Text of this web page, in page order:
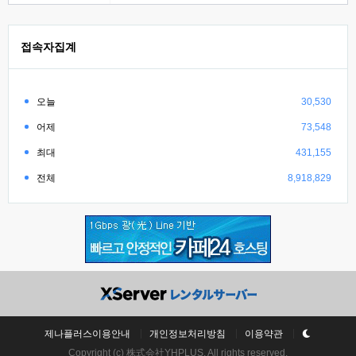
접속자집계
오늘 30,530
어제 73,548
최대 431,155
전체 8,918,829
제나플러스이용안내 개인정보처리방침
이용약관
Copyright (c) 株式会社YHPLUS. All rights reserved.